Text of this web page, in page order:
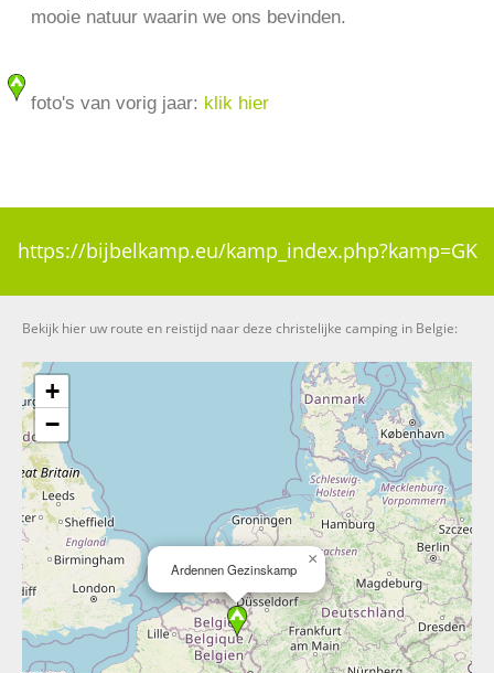
mooie natuur waarin we ons bevinden.
foto's van vorig jaar: klik hier
https://bijbelkamp.eu/kamp_index.php?kamp=GK
Bekijk hier uw route en reistijd naar deze christelijke camping in Belgie:
Ardennen Gezinskamp
×
+
−